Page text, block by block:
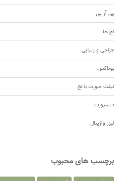
پی آر پی
نخ ها
جراحی و زیبایی
بوتاکس
لیفت صورت با نخ
دیسپورت
لیزر واژینال
برچسب های محبوب